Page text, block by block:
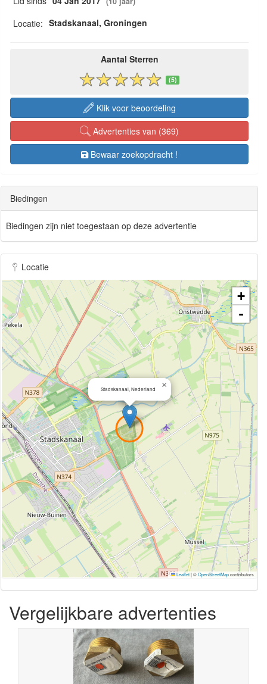
Locatie: Stadskanaal, Groningen
Aantal Sterren
(5)
Klik voor beoordeling
Advertenties van (369)
Bewaar zoekopdracht !
Biedingen
Biedingen zijn niet toegestaan op deze advertentie
Locatie
Stadskanaal, Nederland ×
+
-
Leaflet|©OpenStreetMapcontributors
Vergelijkbare advertenties